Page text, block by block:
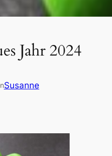
Jahr 2024
Susanne